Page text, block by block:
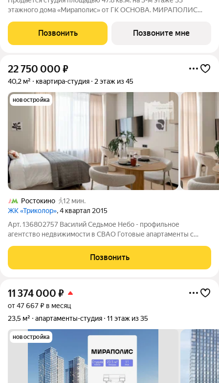
этажного дома «Мираполис» от ГК ОСНОВА. МИРАПОЛИС
отдыха и жизни. Проект состоит из четырех башен с
авторскими стеклянными фасадами и
Позвонить Позвоните мне
22 750 000 ₽
40,2 м² квартира-студия 2 этаж из 45
новостройка
Ростокино
12 мин.
ЖК «Триколор», 4 квартал 2015
Арт. 136802757 Василий Седьмое Небо - профильное
агентство недвижимости в СВАО Готовые апартаменты с
предлагаются стильные апартаменты с современным
ремонтом и очень продуманной эргономикой -
Позвонить
11 374 000 ₽
от 47 667 ₽ в месяц
23,5 м²
апартаменты-студия 11 этаж из 35
новостройка